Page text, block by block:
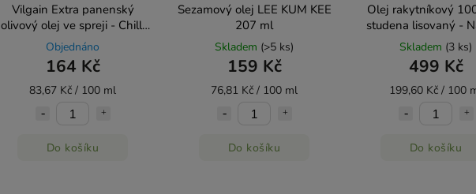
Vilgain Extra panenský
olivový olej ve spreji - Chilli
196 ml
Objednáno
164 Kč
83,67 Kč / 100 ml
Do košíku
Sezamový olej LEE KUM KEE
207 ml
Skladem (>5 ks)
159 Kč
76,81 Kč / 100 ml
Do košíku
Olej rakytníkový
studena lisovaný -
250ml
Skladem (3 ks)
499 Kč
199,60 Kč / 100
Do košíku